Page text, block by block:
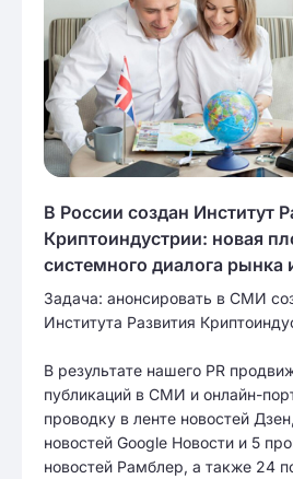
В России создан Институт
Криптоиндустрии: новая
системного диалога рынка
Задача: анонсировать в СМИ
Института Развития
В результате нашего PR
публикаций в СМИ и онлайн-
проводку в ленте новостей
новостей Google Новости и 5
новостей Рамблер, а также 24